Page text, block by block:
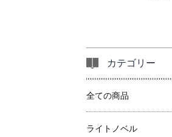
カテゴリー
全ての商品
ライトノベル